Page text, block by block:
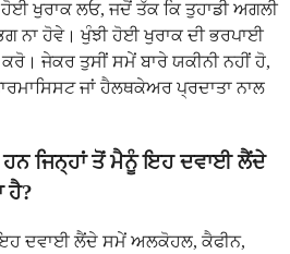
ਖੁਰਾਕ ਲਓ, ਜਦੋਂ ਤੱਕ ਕਿ ਤੁਹਾਡੀ ਅਗਲੀ
ਨਾ ਹੋਵੇ। ਖੁੰਝੀ ਹੋਈ ਖੁਰਾਕ ਦੀ ਭਰਪਾਈ
ਜੇਕਰ ਤੁਸੀਂ ਸਮੇਂ ਬਾਰੇ ਯਕੀਨੀ ਨਹੀਂ ਹੋ,
ਜਾਂ ਹੈਲਥਕੇਅਰ ਪ੍ਰਦਾਤਾ ਨਾਲ
ਜਿਨ੍ਹਾਂ ਤੋਂ ਮੈਨੂੰ ਇਹ ਦਵਾਈ ਲੈਂਦੇ
ਹੈ?
ਦਵਾਈ ਲੈਂਦੇ ਸਮੇਂ ਅਲਕੋਹਲ, ਕੈਫੀਨ,